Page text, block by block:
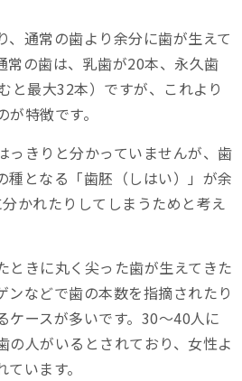
、通常の歯より余分に歯が生えて
常の歯は、乳歯が20本、永久歯
と最大32本）ですが、これより
特徴です。
っきりと分かっていませんが、歯
種となる「歯胚（しはい）」が余
かれたりしてしまうためと考え
ときに丸く尖った歯が生えてきた
ンなどで歯の本数を指摘されたり
ケースが多いです。30～40人に
の人がいるとされており、女性よ
います。